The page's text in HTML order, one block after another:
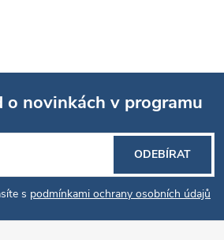
o novinkách v programu
s podmínkami ochrany osobních údajů
ODEBÍRAT